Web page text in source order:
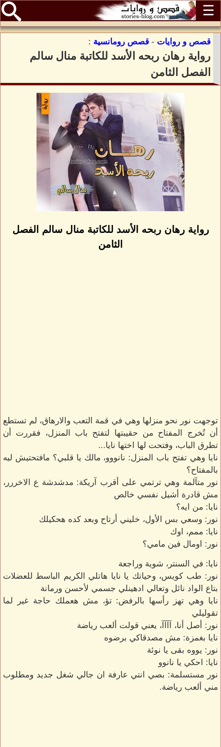
☰
قصص و روايات - قصص رومانسية :
رواية رهان ربحه الأسد للكاتبة منال سالم
الفصل الثامن
رواية رهان ربحه الأسد للكاتبة منال سالم الفصل
الثامن
توجهت نور نحو منزلها وهي في قمة التعب والارهاق، لم تستطع
أن تُخرج المفتاح من حقيبتها لتفتح باب المنزل، فقررت أن
تطرق الباب، وفتحت لها اختها نايا...
نايا وهي تفتح باب المنزل: نانووو، مالك يا قلبي؟ مافتحتيش ليه
بالمفتاح؟
نور متآلمة وهي ترتمي على أقرب آريكة: مدشدشة ع الاخررر،
مش قادرة أشيل نفسي خالص
نايا: من ايه؟
نور: وسعي بس الأول، خليني أرتاح وبعد كده هحكيلك
نايا: ممم، اوك
نور: اومال فين مامي؟
نايا: في السنتر، شوية وراجعة
نور: طب كويس، وحياتك يا نايا هاتلي الكريم الباسط للعضلات
بتاع الواد نائل وتعالي ادهينلي جسمي لأحسن ورمانة
نايا وهي تهز رأسها بالرفض: تؤ، مش هعملك حاجة غير لما
تقوليلي
نور: أصل أنا، آآآآ، يعني قولت ألعب رياضة
نايا بغمزة: مش مصدقاكي برضوه
نور: يووه بقى يا نوئة
نايا: احكي يا نانوو
نور مستسلمة: بصي انتي عارفة ان جالي شغل جديد ومطلوب
مني ألعب رياضة.